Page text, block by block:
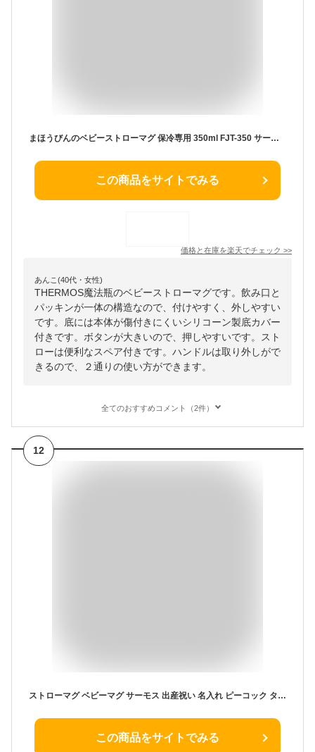
まほうびんのベビーストローマグ 保冷専用 350ml FJT-350 サーモス | thermos 350 ベビーマグ マグ ストローマグ キッズ 子ども ベビー 保冷水筒 男の子 女の子 赤ちゃん ストロー付き スペアストロー かわいい 水分補給 暑さ対策 1歳 2歳 保育園 ワンタッチ ハンドル付き
この商品をサイトでみる
価格と在庫を楽天でチェック >>
あんこ(40代・女性)
THERMOS魔法瓶のベビーストローマグです。飲み口と
パッキンが一体の構造なので、付けやすく、外しやすい
です。底には本体が傷付きにくいシリコーン製底カバー
付きです。ボタンが大きいので、押しやすいです。スト
ローは便利なスペア付きです。ハンドルは取り外しがで
きるので、２通りの使い方ができます。
全てのおすすめコメント（2件）
12
ストローマグ ベビーマグ サーモス 出産祝い 名入れ ピーコック タイプが選べる ベビー 水筒 ベビーマグ 子供 350ml 410ml イニシャル お名前入り 魔法びん 真空断熱 THERMOS 保冷専用 軽量 耐熱 耐冷 ボトル ギフト 誕生日 プレゼント 母の日 実用的
この商品をサイトでみる